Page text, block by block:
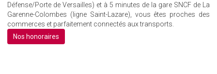
Défense/Porte de Versailles) et à 5 minutes de la gare SNCF de La
Garenne-Colombes (ligne Saint-Lazare), vous êtes proches des
commerces et parfaitement connectés aux transports.
Nos honoraires